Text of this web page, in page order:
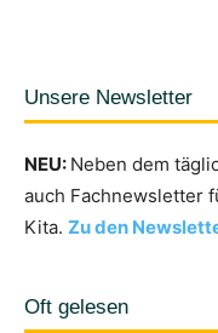
Unsere Newsletter
NEU: Neben dem
auch Fachnewsletter
Kita. Zu den
Oft gelesen